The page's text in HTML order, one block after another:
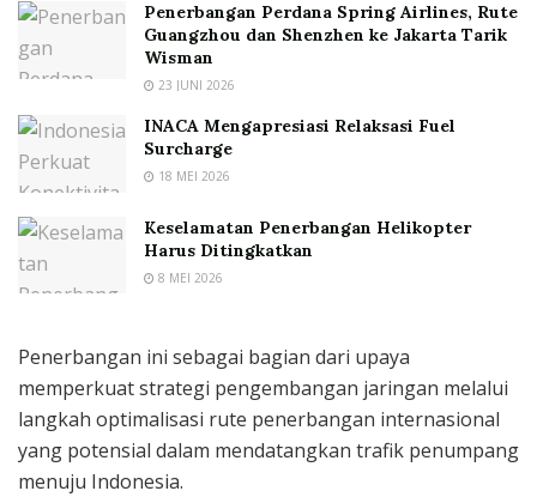
Penerbangan Perdana Spring Airlines, Rute
Guangzhou dan Shenzhen ke Jakarta Tarik
Wisman
23 JUNI 2026
INACA Mengapresiasi Relaksasi Fuel
Surcharge
18 MEI 2026
Keselamatan Penerbangan Helikopter
Harus Ditingkatkan
8 MEI 2026
Penerbangan ini sebagai bagian dari upaya
memperkuat strategi pengembangan jaringan melalui
langkah optimalisasi rute penerbangan internasional
yang potensial dalam mendatangkan trafik penumpang
menuju Indonesia.